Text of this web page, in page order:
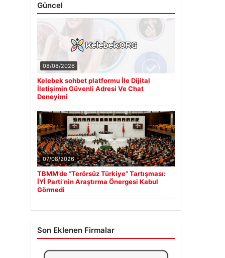
Güncel
08/08/2026
Kelebek sohbet platformu İle Dijital
İletişimin Güvenli Adresi Ve Chat
Deneyimi
07/08/2026
TBMM’de “Terörsüz Türkiye” Tartışması:
İYİ Parti’nin Araştırma Önergesi Kabul
Görmedi
Son Eklenen Firmalar